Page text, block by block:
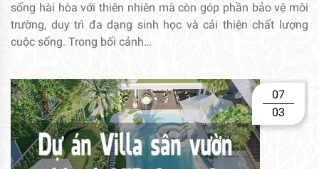
sống hài hòa với thiên nhiên mà còn góp phần bảo vệ môi
trường, duy trì đa dạng sinh học và cải thiện chất lượng
cuộc sống. Trong bối cảnh…
07
03